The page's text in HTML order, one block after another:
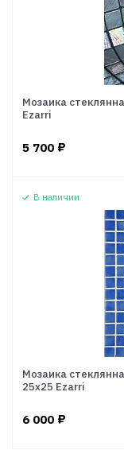
Мозаика
Ezarri
5 700 ₽
В наличии
Мозаика
25x25 Ezarri
6 000 ₽